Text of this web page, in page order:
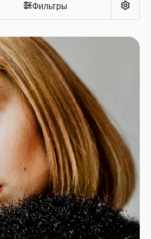
Фильтры